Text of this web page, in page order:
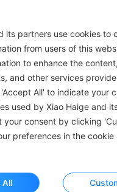
its partners use cookies to
from users of this
to enhance the content,
and other services
All' to indicate your
used by Xiao Haige and
your consent by clicking
preferences in the
All